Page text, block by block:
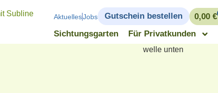
AktuellesJobs Gutschein bestellen 0,00€
Sichtungsgarten Für Privatkunden